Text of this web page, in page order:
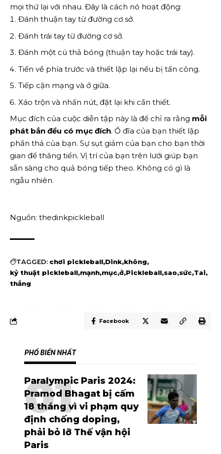
mọi thứ lại với nhau. Đây là cách nó hoạt động:
Đánh thuận tay từ đường cơ sở.
Đánh trái tay từ đường cơ sở.
Đánh một cú thả bóng (thuận tay hoặc trái tay).
Tiến về phía trước và thiết lập lại nếu bị tấn công.
Tiếp cận mạng và ở giữa.
Xáo trộn và nhấn nút, đặt lại khi cần thiết.
Mục đích của cuộc diễn tập này là để chỉ ra rằng mỗi
phát bắn đều có mục đích. Ổ đĩa của bạn thiết lập
phần thả của bạn. Sự sụt giảm của bạn cho bạn thời
gian để thăng tiến. Vị trí của bạn trên lưới giúp bạn
sẵn sàng cho quả bóng tiếp theo. Không có gì là
ngẫu nhiên.
Nguồn: thedinkpickleball
TAGGED: chơi pickleball Dink không
kỷ thuật pickleball mạnh mục ở Pickleball sao sức Tai
thắng
Facebook
PHỔ BIẾN NHẤT
Paralympic Paris 2024:
Pramod Bhagat bị cấm
18 tháng vì vi phạm quy
định chống doping,
phải bỏ lỡ Thế vận hội
Paris